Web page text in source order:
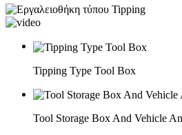
Tipping Type Tool Box
Tool Storage Box And Vehicle